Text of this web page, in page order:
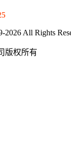
2026 All Rights
版权所有